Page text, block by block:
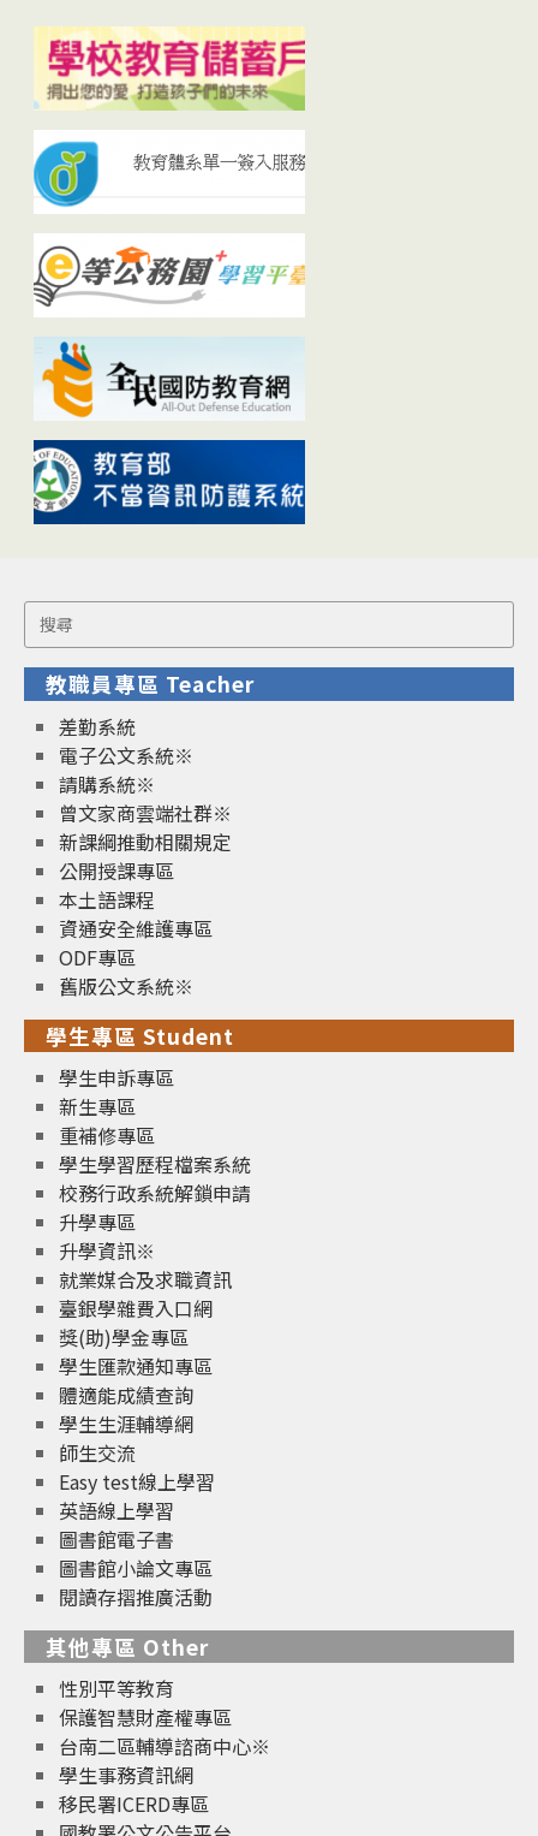
Search
for:
教職員專區 Teacher
差勤系統
電子公文系統※
請購系統※
曾文家商雲端社群※
新課綱推動相關規定
公開授課專區
本土語課程
資通安全維護專區
ODF專區
舊版公文系統※
學生專區 Student
學生申訴專區
新生專區
重補修專區
學生學習歷程檔案系統
校務行政系統解鎖申請
升學專區
升學資訊※
就業媒合及求職資訊
臺銀學雜費入口網
獎(助)學金專區
學生匯款通知專區
體適能成績查詢
學生生涯輔導網
師生交流
Easy test線上學習
英語線上學習
圖書館電子書
圖書館小論文專區
閱讀存摺推廣活動
其他專區 Other
性別平等教育
保護智慧財產權專區
台南二區輔導諮商中心※
學生事務資訊網
移民署ICERD專區